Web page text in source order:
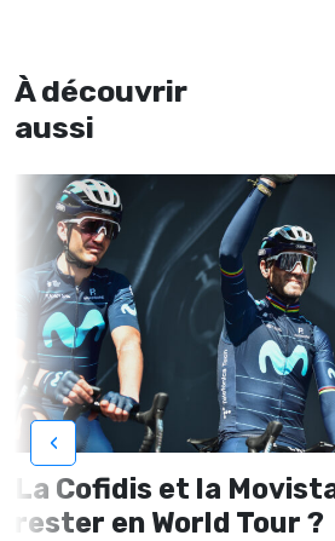
À découvrir
aussi
La Cofidis et la
rester en World Tour ?
‹